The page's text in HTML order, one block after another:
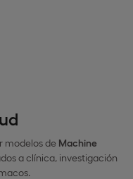
modelos de Machine
a clínica, investigación